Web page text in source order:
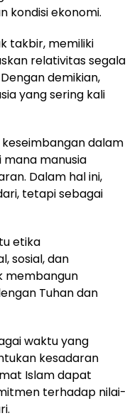
kondisi ekonomi.
takbir, memiliki
relativitas segala
demikian,
yang sering kali
dalam
mana manusia
Dalam hal ini,
tetapi sebagai
etika
sosial, dan
membangun
Tuhan dan
waktu yang
kesadaran
Islam dapat
terhadap nilai-